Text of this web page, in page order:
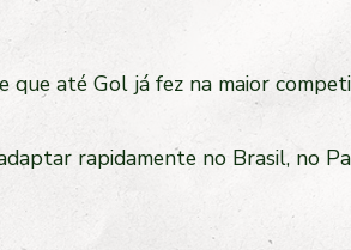
que até Gol já fez na maior
rapidamente no Brasil, no